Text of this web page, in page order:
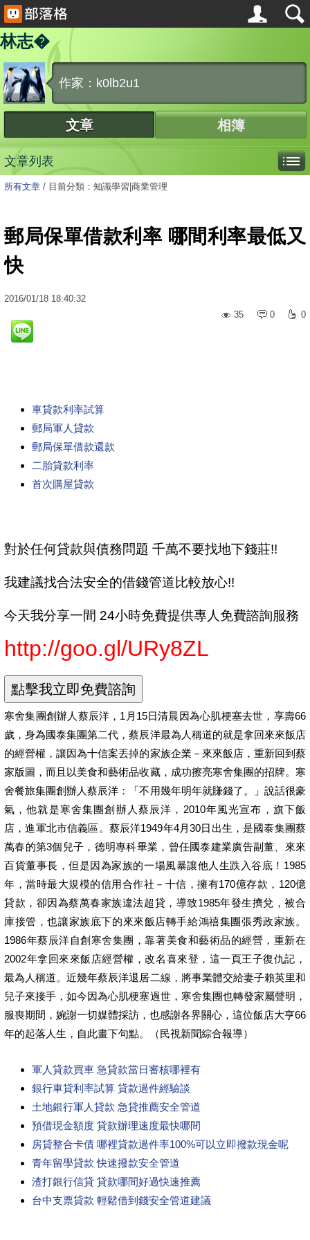
林志�
作家：k0lb2u1
文章 相簿
文章列表
所有文章 / 目前分類：知識學習|商業管理
郵局保單借款利率 哪間利率最低又
快
2016/01/18 18:40:32
35
0 0
車貸款利率試算
郵局軍人貸款
郵局保單借款還款
二胎貸款利率
首次購屋貸款
對於任何貸款與債務問題 千萬不要找地下錢莊!!
我建議找合法安全的借錢管道比較放心!!
今天我分享一間 24小時免費提供專人免費諮詢服務
http://goo.gl/URy8ZL
寒舍集團創辦人蔡辰洋，1月15日清晨因為心肌梗塞去世，享壽66
歲，身為國泰集團第二代，蔡辰洋最為人稱道的就是拿回來來飯店
的經營權，讓因為十信案丟掉的家族企業－來來飯店，重新回到蔡
家版圖，而且以美食和藝術品收藏，成功擦亮寒舍集團的招牌。寒
舍餐旅集團創辦人蔡辰洋：「不用幾年明年就賺錢了。」說話很豪
氣，他就是寒舍集團創辦人蔡辰洋，2010年風光宣布，旗下飯
店，進軍北市信義區。蔡辰洋1949年4月30日出生，是國泰集團蔡
萬春的第3個兒子，德明專科畢業，曾任國泰建業廣告副董、來來
百貨董事長，但是因為家族的一場風暴讓他人生跌入谷底！1985
年，當時最大規模的信用合作社－十信，擁有170億存款，120億
貸款，卻因為蔡萬春家族違法超貸，導致1985年發生擠兌，被合
庫接管，也讓家族底下的來來飯店轉手給鴻禧集團張秀政家族。
1986年蔡辰洋自創寒舍集團，靠著美食和藝術品的經營，重新在
2002年拿回來來飯店經營權，改名喜來登，這一頁王子復仇記，
最為人稱道。近幾年蔡辰洋退居二線，將事業體交給妻子賴英里和
兒子來接手，如今因為心肌梗塞過世，寒舍集團也轉發家屬聲明，
服喪期間，婉謝一切媒體採訪，也感謝各界關心，這位飯店大亨66
年的起落人生，自此畫下句點。（民視新聞綜合報導）
軍人貸款買車 急貸款當日審核哪裡有
銀行車貸利率試算 貸款過件經驗談
土地銀行軍人貸款 急貸推薦安全管道
預借現金額度 貸款辦理速度最快哪間
房貸整合卡債 哪裡貸款過件率100%可以立即撥款現金呢
青年留學貸款 快速撥款安全管道
渣打銀行信貸 貸款哪間好過快速推薦
台中支票貸款 輕鬆借到錢安全管道建議